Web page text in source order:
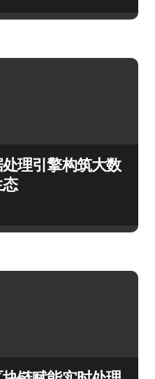
理引擎构筑大数